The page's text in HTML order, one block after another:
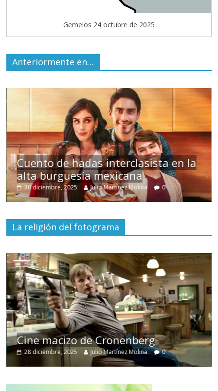
Gemelos 24 octubre de 2025
Anteriormente en…
de hadas interclasista en la
burguesía mexicana
diciembre, 2025 Julio Martínez Molina 0
Un
La religión del fotograma
de Cronenberg
2025 Julio Martínez Molina 0
El
despojo
30 junio, 2026